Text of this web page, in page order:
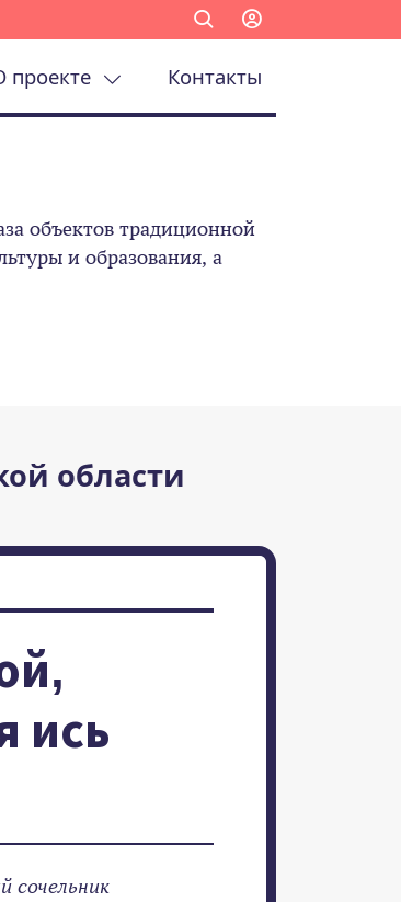
проекте Контакты
объектов традиционной
и образования, а
области
ись
сочельник